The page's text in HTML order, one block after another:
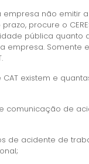
empresa não emitir a
procure o
pública quanto
empresa. Somente
existem e
comunicação de
de acidente de